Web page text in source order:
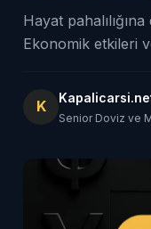
Hayat
Ekonomik etkileri
K
Senior Doviz ve